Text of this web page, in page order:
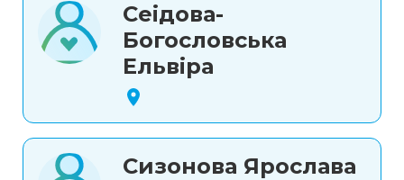
Сеідова-
Богословська
Ельвіра
Сизонова Ярослава